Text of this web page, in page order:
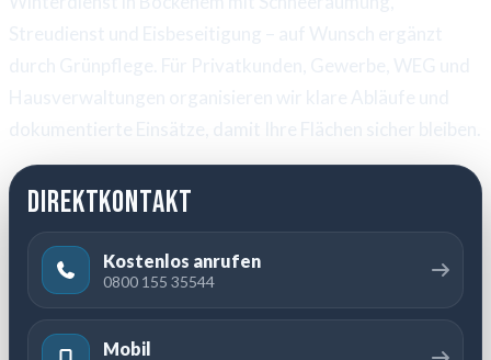
dokumentierte Einsätze, damit Ihre Flächen sicher bleiben.
Direktkontakt
Kostenlos anrufen
0800 155 35544
Mobil